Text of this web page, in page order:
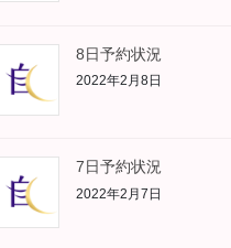
8日予約状況
2022年2月8日
7日予約状況
2022年2月7日